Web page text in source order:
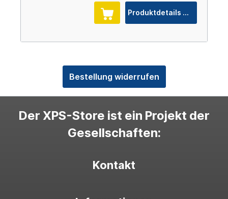
Produktdetails
Bestellung widerrufen
Der XPS-Store ist ein Projekt der
Gesellschaften:
Kontakt